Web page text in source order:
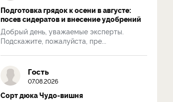
Подготовка грядок к осени в августе:
посев сидератов и внесение удобрений
Добрый день, уважаемые эксперты.
Подскажите, пожалуйста, пре...
Гость
07.08.2026
Сорт дюка Чудо-вишня